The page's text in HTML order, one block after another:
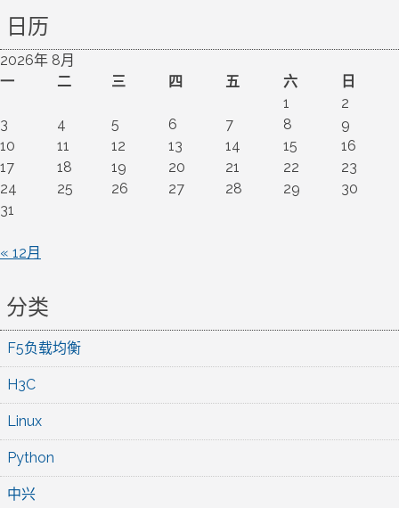
日历
2026年 8月
一
二 三 四 五 六
日
1
2
3
4 5 6 7 8
9
10
11 12 13 14 15
16
17
18 19 20 21 22
23
24
25 26 27 28 29
30
31
« 12月
分类
F5负载均衡
H3C
Linux
Python
中兴